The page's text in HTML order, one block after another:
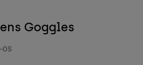
Goggles
OS